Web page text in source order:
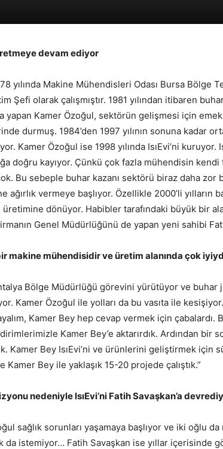
devam ediyor
yılında Makine Mühendisleri Odası Bursa Bölge
Şefi olarak çalışmıştır. 1981 yılından itibaren
yapan Kamer Özoğul, sektörün gelişmesi için
durmuş. 1984’den 1997 yılının sonuna kadar
Kamer Özoğul ise 1998 yılında IsıEvi’ni
doğru kayıyor. Çünkü çok fazla mühendisin
Bu sebeple buhar kazanı sektörü biraz daha
vermeye başlıyor. Özellikle 2000’li yılların
dönüyor. Habibler tarafındaki büyük bir
Genel Müdürlüğünü de yapan yeni sahibi
makine mühendisidir ve üretim alanında çok
Bölge Müdürlüğü görevini yürütüyor ve
Kamer Özoğul ile yolları da bu vasıta ile
Kamer Bey hep cevap vermek için
Kamer Bey’e aktarırdık. Ardından
Kamer Bey IsıEvi’ni ve ürünlerini geliştirmek için
Bey ile yaklaşık 15-20 projede çalıştık.”
nedeniyle IsıEvi’ni Fatih Savaşkan’a
sağlık sorunları yaşamaya başlıyor ve iki oğlu
da istemiyor… Fatih Savaşkan ise yıllar içerisinde